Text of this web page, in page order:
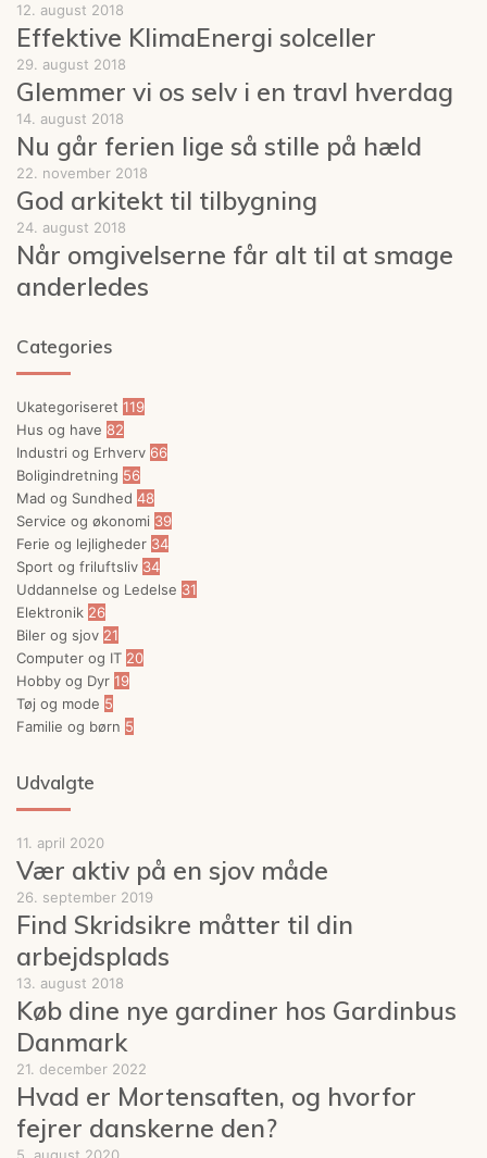
12. august 2018
Effektive KlimaEnergi solceller
29. august 2018
Glemmer vi os selv i en travl hverdag
14. august 2018
Nu går ferien lige så stille på hæld
22. november 2018
God arkitekt til tilbygning
24. august 2018
Når omgivelserne får alt til at smage
anderledes
Categories
Ukategoriseret 119
Hus og have 82
Industri og Erhverv 66
Boligindretning 56
Mad og Sundhed 48
Service og økonomi 39
Ferie og lejligheder 34
Sport og friluftsliv 34
Uddannelse og Ledelse 31
Elektronik 26
Biler og sjov 21
Computer og IT 20
Hobby og Dyr 19
Tøj og mode 5
Familie og børn 5
Udvalgte
11. april 2020
Vær aktiv på en sjov måde
26. september 2019
Find Skridsikre måtter til din
arbejdsplads
13. august 2018
Køb dine nye gardiner hos Gardinbus
Danmark
21. december 2022
Hvad er Mortensaften, og hvorfor
fejrer danskerne den?